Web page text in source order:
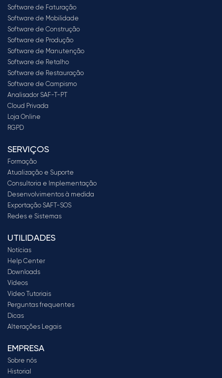
Software de Faturação
Software de Mobilidade
Software de Construção
Software de Produção
Software de Manutenção
Software de Retalho
Software de Restauração
Software de Campismo
Analisador SAF-T-PT
Cloud Privada
Loja Online
RGPD
SERVIÇOS
Formação
Atualização e Suporte
Consultoria e Implementação
Desenvolvimentos à medida
Exportação SAFT-SOS
Redes e Sistemas
UTILIDADES
Notícias
Help Center
Downloads
Vídeos
Vídeo Tutoriais
Perguntas frequentes
Dicas
Alterações Legais
EMPRESA
Sobre nós
Historial